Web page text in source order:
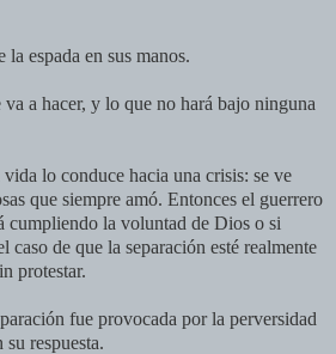
espada en sus manos.
a hacer, y lo que no hará bajo ninguna
lo conduce hacia una crisis: se ve
que siempre amó. Entonces el guerrero
cumpliendo la voluntad de Dios o si
caso de que la separación esté realmente
protestar.
fue provocada por la perversidad
respuesta.